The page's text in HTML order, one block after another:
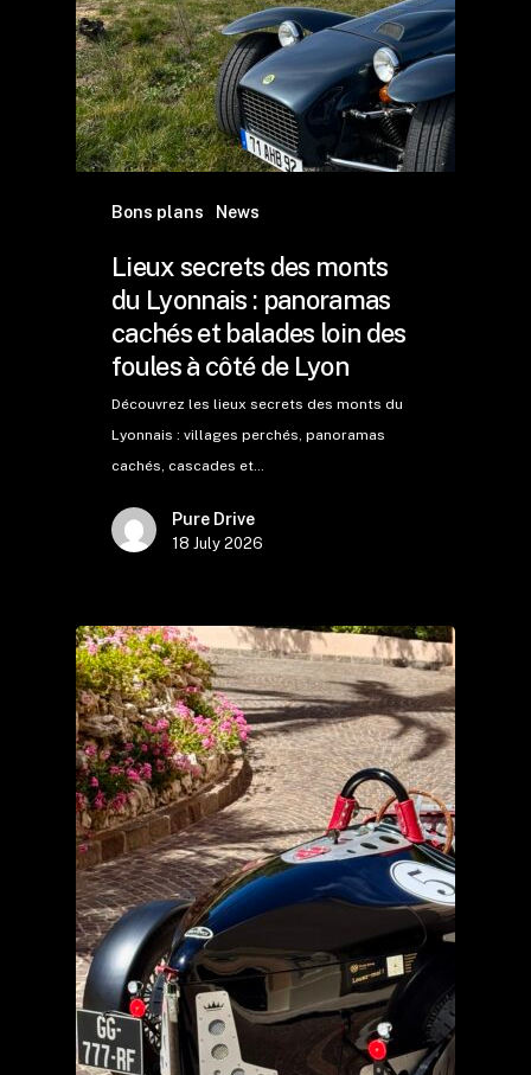
Bons plans News
Lieux secrets des monts
du Lyonnais : panoramas
cachés et balades loin des
foules à côté de Lyon
Découvrez les lieux secrets des monts du
Lyonnais : villages perchés, panoramas
cachés, cascades et…
Pure Drive
18 July 2026